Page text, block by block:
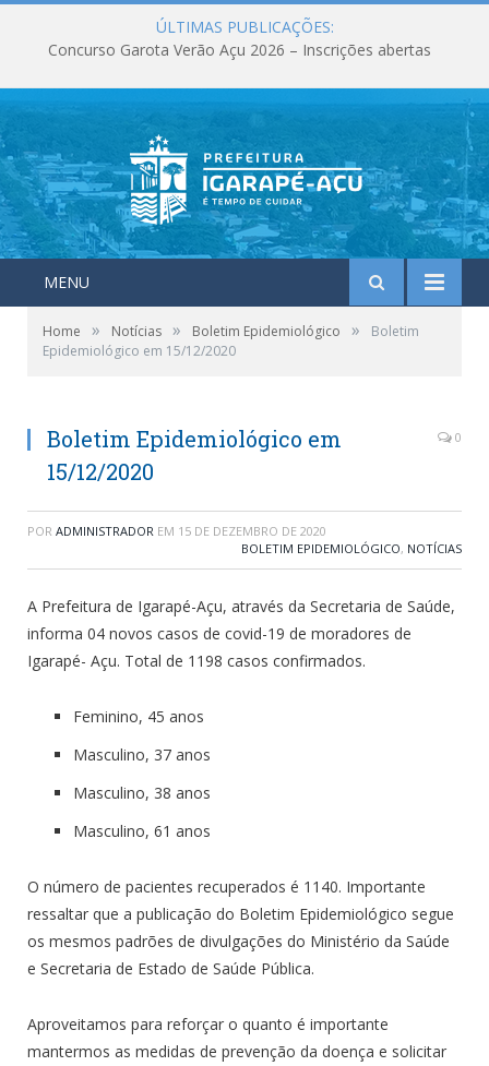
ÚLTIMAS PUBLICAÇÕES:
Concurso Garota Verão Açu 2026 – Inscrições abertas
MENU
Home » Notícias » Boletim Epidemiológico »
Boletim
Epidemiológico em 15/12/2020
Boletim Epidemiológico em
15/12/2020
0
POR ADMINISTRADOR EM 15 DE DEZEMBRO DE 2020
BOLETIM EPIDEMIOLÓGICO, NOTÍCIAS
A Prefeitura de Igarapé-Açu, através da Secretaria de Saúde,
informa 04 novos casos de covid-19 de moradores de
Igarapé- Açu. Total de 1198 casos confirmados.
Feminino, 45 anos
Masculino, 37 anos
Masculino, 38 anos
Masculino, 61 anos
O número de pacientes recuperados é 1140. Importante
ressaltar que a publicação do Boletim Epidemiológico segue
os mesmos padrões de divulgações do Ministério da Saúde
e Secretaria de Estado de Saúde Pública.
Aproveitamos para reforçar o quanto é importante
mantermos as medidas de prevenção da doença e solicitar